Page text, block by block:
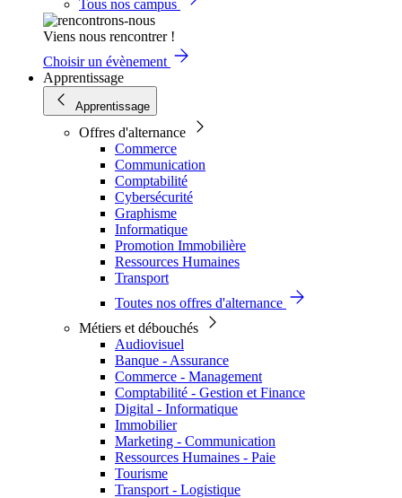
Tous nos campus
Viens nous rencontrer !
Choisir un évènement
Apprentissage
Apprentissage
Offres d'alternance
Commerce
Communication
Comptabilité
Cybersécurité
Graphisme
Informatique
Promotion Immobilière
Ressources Humaines
Transport
Toutes nos offres d'alternance
Métiers et débouchés
Audiovisuel
Banque - Assurance
Commerce - Management
Comptabilité - Gestion et Finance
Digital - Informatique
Immobilier
Marketing - Communication
Ressources Humaines - Paie
Tourisme
Transport - Logistique